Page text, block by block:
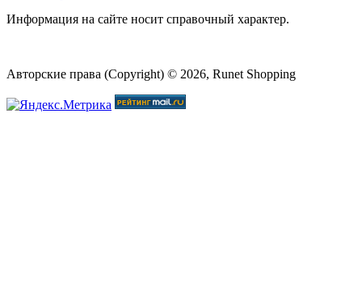
Информация на сайте носит справочный характер.
Авторские права (Copyright) © 2026, Runet Shopping